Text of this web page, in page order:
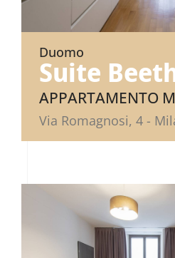
Duomo
Suite
APPARTAMENTO
Via Romagnosi, 4 -